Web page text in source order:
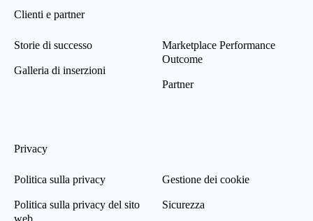
Clienti e partner
Storie di successo
Galleria di inserzioni
Marketplace Performance
Outcome
Partner
Privacy
Politica sulla privacy
Politica sulla privacy del sito
web
Gestione dei cookie
Sicurezza